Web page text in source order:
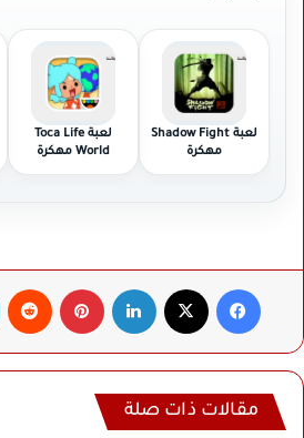
لعبة Shadow Fight
مهكرة
لعبة Toca Life
World مهكرة
فيسبوك لينكدإن بينتيريست
مقالات ذات صلة